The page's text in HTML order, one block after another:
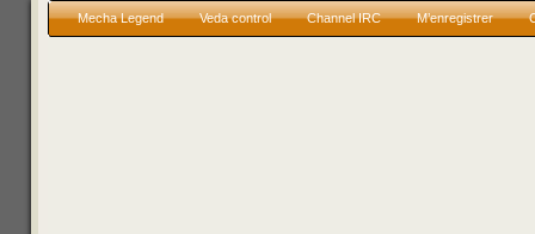
Mecha Legend Veda control Channel IRC M’enregistrer